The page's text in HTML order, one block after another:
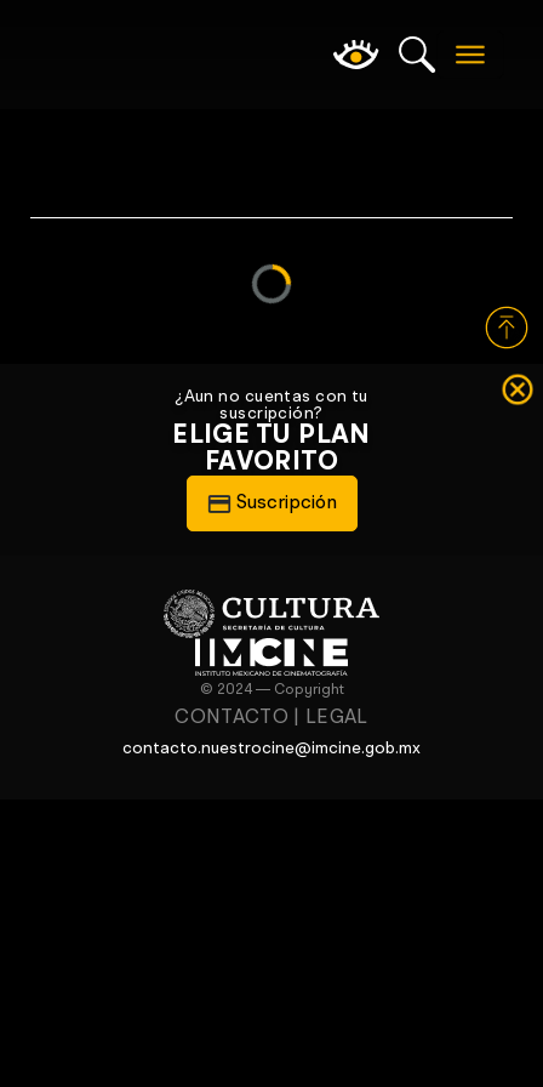
¿Aun no cuentas con tu
suscripción?
ELIGE TU PLAN
FAVORITO
Suscripción
© 2024 — Copyright
CONTACTO LEGAL
contacto.nuestrocine@imcine.gob.mx